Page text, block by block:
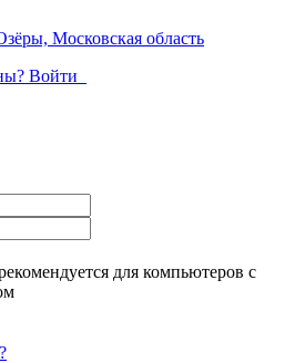
Московская область
Войти
для компьютеров с